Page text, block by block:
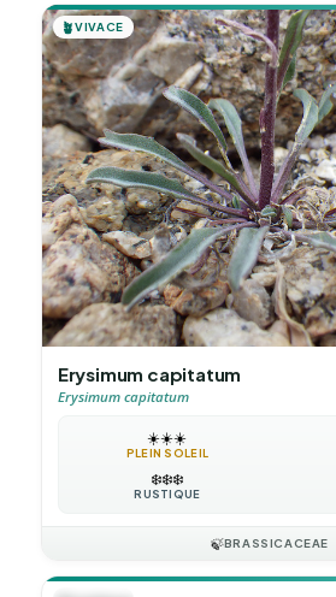
🪴VIVACE
Erysimum capitatum
Erysimum capitatum
☀️☀️☀️
PLEIN SOLEIL
❄️❄️❄️
RUSTIQUE
🍃BRASSICACEAE